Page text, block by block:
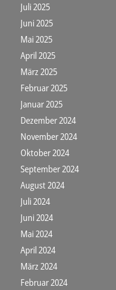
Juli 2025
Juni 2025
Mai 2025
April 2025
März 2025
Februar 2025
Januar 2025
Dezember 2024
November 2024
Oktober 2024
September 2024
August 2024
Juli 2024
Juni 2024
Mai 2024
April 2024
März 2024
Februar 2024